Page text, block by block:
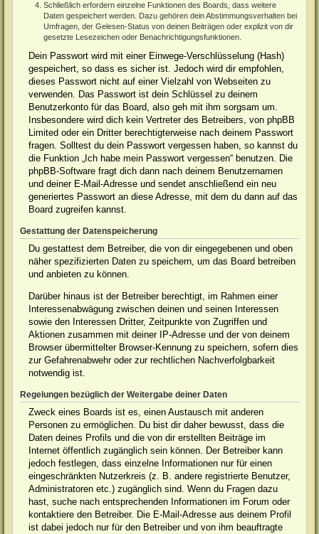
Schließlich erfordern einzelne Funktionen des Boards, dass weitere
Daten gespeichert werden. Dazu gehören dein Abstimmungsverhalten bei
Umfragen, der Gelesen-Status von deinen Beiträgen oder explizit von dir
gesetzte Lesezeichen oder Benachrichtigungsfunktionen.
Dein Passwort wird mit einer Einwege-Verschlüsselung (Hash)
gespeichert, so dass es sicher ist. Jedoch wird dir empfohlen,
dieses Passwort nicht auf einer Vielzahl von Webseiten zu
verwenden. Das Passwort ist dein Schlüssel zu deinem
Benutzerkonto für das Board, also geh mit ihm sorgsam um.
Insbesondere wird dich kein Vertreter des Betreibers, von phpBB
Limited oder ein Dritter berechtigterweise nach deinem Passwort
fragen. Solltest du dein Passwort vergessen haben, so kannst du
die Funktion „Ich habe mein Passwort vergessen“ benutzen. Die
phpBB-Software fragt dich dann nach deinem Benutzernamen
und deiner E-Mail-Adresse und sendet anschließend ein neu
generiertes Passwort an diese Adresse, mit dem du dann auf das
Board zugreifen kannst.
Gestattung der Datenspeicherung
Du gestattest dem Betreiber, die von dir eingegebenen und oben
näher spezifizierten Daten zu speichern, um das Board betreiben
und anbieten zu können.
Darüber hinaus ist der Betreiber berechtigt, im Rahmen einer
Interessenabwägung zwischen deinen und seinen Interessen
sowie den Interessen Dritter, Zeitpunkte von Zugriffen und
Aktionen zusammen mit deiner IP-Adresse und der von deinem
Browser übermittelter Browser-Kennung zu speichern, sofern dies
zur Gefahrenabwehr oder zur rechtlichen Nachverfolgbarkeit
notwendig ist.
Regelungen bezüglich der Weitergabe deiner Daten
Zweck eines Boards ist es, einen Austausch mit anderen
Personen zu ermöglichen. Du bist dir daher bewusst, dass die
Daten deines Profils und die von dir erstellten Beiträge im
Internet öffentlich zugänglich sein können. Der Betreiber kann
jedoch festlegen, dass einzelne Informationen nur für einen
eingeschränkten Nutzerkreis (z. B. andere registrierte Benutzer,
Administratoren etc.) zugänglich sind. Wenn du Fragen dazu
hast, suche nach entsprechenden Informationen im Forum oder
kontaktiere den Betreiber. Die E-Mail-Adresse aus deinem Profil
ist dabei jedoch nur für den Betreiber und von ihm beauftragte